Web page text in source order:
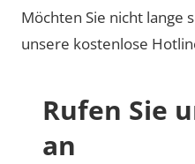
Möchten Sie nicht lange
unsere kostenlose
Rufen Sie
an